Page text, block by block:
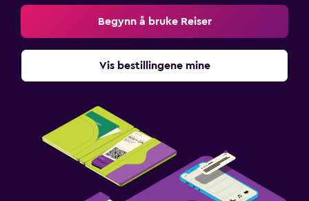
Begynn å bruke Reiser
Vis bestillingene mine